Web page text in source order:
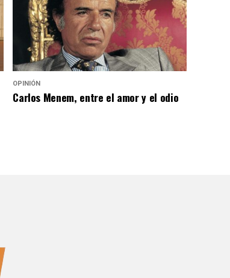
OPINIÓN
Carlos Menem, entre el amor y el odio